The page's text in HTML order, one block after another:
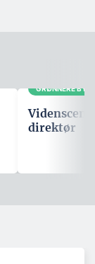
GRØNNERE
direktør